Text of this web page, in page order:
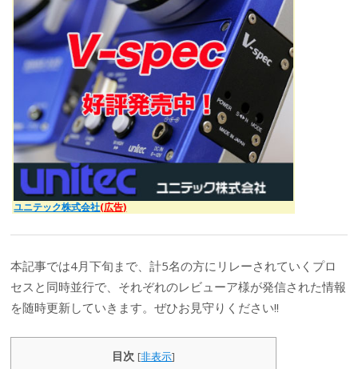
ユニテック株式会社(広告)
本記事では4月下旬まで、計5名の方にリレーされていくプロ
セスと同時並行で、それぞれのレビューア様が発信された情報
を随時更新していきます。ぜひお見守りください!!
目次 [非表示]